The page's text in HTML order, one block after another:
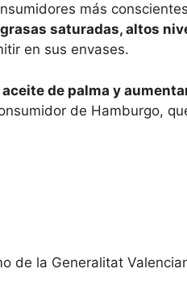
más
grasas saturadas, altos
en sus envases.
de palma y
de Hamburgo,
de la Generalitat